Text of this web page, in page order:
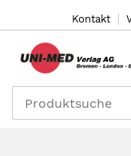
Inhalt
Kontakt